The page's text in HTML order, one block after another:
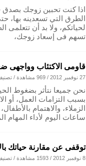
اذا كنت تحبين زوجك بصدق
الطرق التي تسعدينه بها،
لحياتكم، ولا بد أن تتعلمى
تسهم فى إسعاد زوجك،
قاومى الاكتئاب وواجهى
27 نوفمبر 2012 / 969 مشاهدة /
نحن جميعا نتأثر بضغوط
بسبب التزامات العمل، أو
الزملاء، والاهتمام
ساعات اليوم لأداء المهام
توقفى عن مقارنة حياتك
8 نوفمبر 2012 / 1593 مشاهدة /